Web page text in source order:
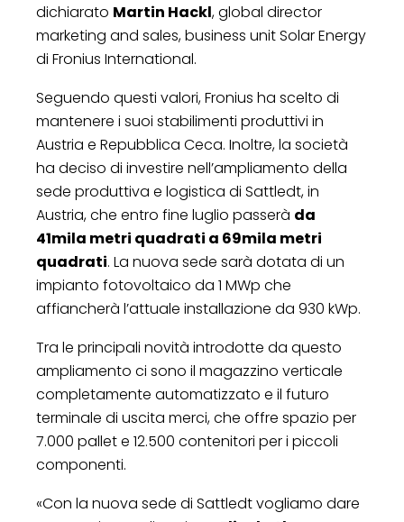
dichiarato Martin Hackl, global director
marketing and sales, business unit Solar Energy
di Fronius International.
Seguendo questi valori, Fronius ha scelto di
mantenere i suoi stabilimenti produttivi in
Austria e Repubblica Ceca. Inoltre, la società
ha deciso di investire nell’ampliamento della
sede produttiva e logistica di Sattledt, in
Austria, che entro fine luglio passerà da
41mila metri quadrati a 69mila metri
quadrati. La nuova sede sarà dotata di un
impianto fotovoltaico da 1 MWp che
affiancherà l’attuale installazione da 930 kWp.
Tra le principali novità introdotte da questo
ampliamento ci sono il magazzino verticale
completamente automatizzato e il futuro
terminale di uscita merci, che offre spazio per
7.000 pallet e 12.500 contenitori per i piccoli
componenti.
«Con la nuova sede di Sattledt vogliamo dare